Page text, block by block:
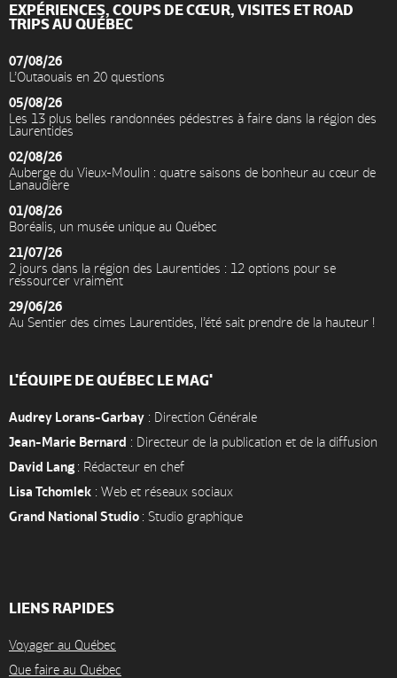
EXPÉRIENCES, COUPS DE CŒUR, VISITES ET ROAD
TRIPS AU QUÉBEC
07/08/26
L’Outaouais en 20 questions
05/08/26
Les 13 plus belles randonnées pédestres à faire dans la région des
Laurentides
02/08/26
Auberge du Vieux-Moulin : quatre saisons de bonheur au cœur de
Lanaudière
01/08/26
Boréalis, un musée unique au Québec
21/07/26
2 jours dans la région des Laurentides : 12 options pour se
ressourcer vraiment
29/06/26
Au Sentier des cimes Laurentides, l’été sait prendre de la hauteur !
L'ÉQUIPE DE QUÉBEC LE MAG'
Audrey Lorans-Garbay : Direction Générale
Jean-Marie Bernard : Directeur de la publication et de la diffusion
David Lang : Rédacteur en chef
Lisa Tchomlek : Web et réseaux sociaux
Grand National Studio : Studio graphique
LIENS RAPIDES
Voyager au Québec
Que faire au Québec